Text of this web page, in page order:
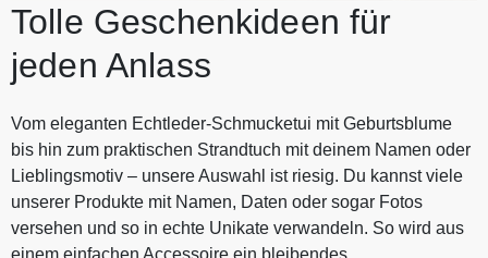
Tolle Geschenkideen für
jeden Anlass
Vom eleganten Echtleder-Schmucketui mit Geburtsblume
bis hin zum praktischen Strandtuch mit deinem Namen oder
Lieblingsmotiv – unsere Auswahl ist riesig. Du kannst viele
unserer Produkte mit Namen, Daten oder sogar Fotos
versehen und so in echte Unikate verwandeln. So wird aus
einem einfachen Accessoire ein bleibendes